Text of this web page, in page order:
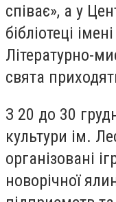
співає», а у
бібліотеці
Літературно-
свята
З 20 до 30
культури ім.
організовані
новорічної